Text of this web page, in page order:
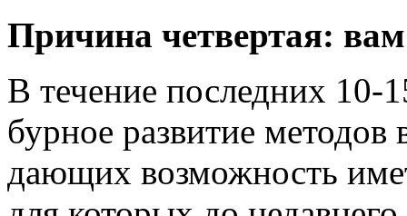
Причина четвертая:
В течение последних 10-
бурное развитие
дающих возможность